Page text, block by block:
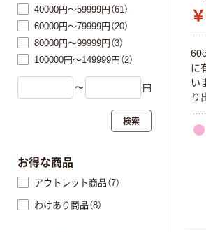
に
い
り
40000円～59999円（61）
60000円～79999円（20）
80000円～99999円（3）
100000円～149999円（2）
〜 円
検索
お得な商品
アウトレット商品（7）
わけあり商品（8）